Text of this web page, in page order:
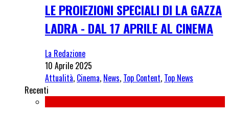
LE PROIEZIONI SPECIALI DI LA GAZZA
LADRA - DAL 17 APRILE AL CINEMA
La Redazione
10 Aprile 2025
Attualità, Cinema, News, Top Content, Top News
Recenti